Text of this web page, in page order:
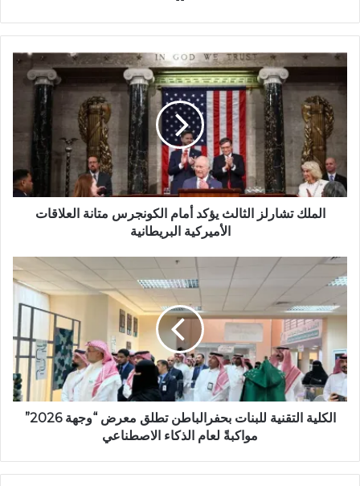
ق
ع
ا
ل
و
ي
ب
الملك تشارلز الثالث يؤكد أمام الكونجرس متانة العلاقات
الأميركية البريطانية
الكلية التقنية للبنات بحفرالباطن تطلق معرض “وجهة 2026”
مواكبةً لعام الذكاء الاصطناعي